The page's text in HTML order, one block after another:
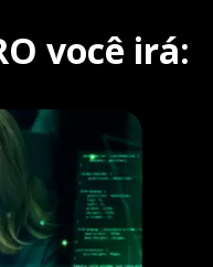
você irá: